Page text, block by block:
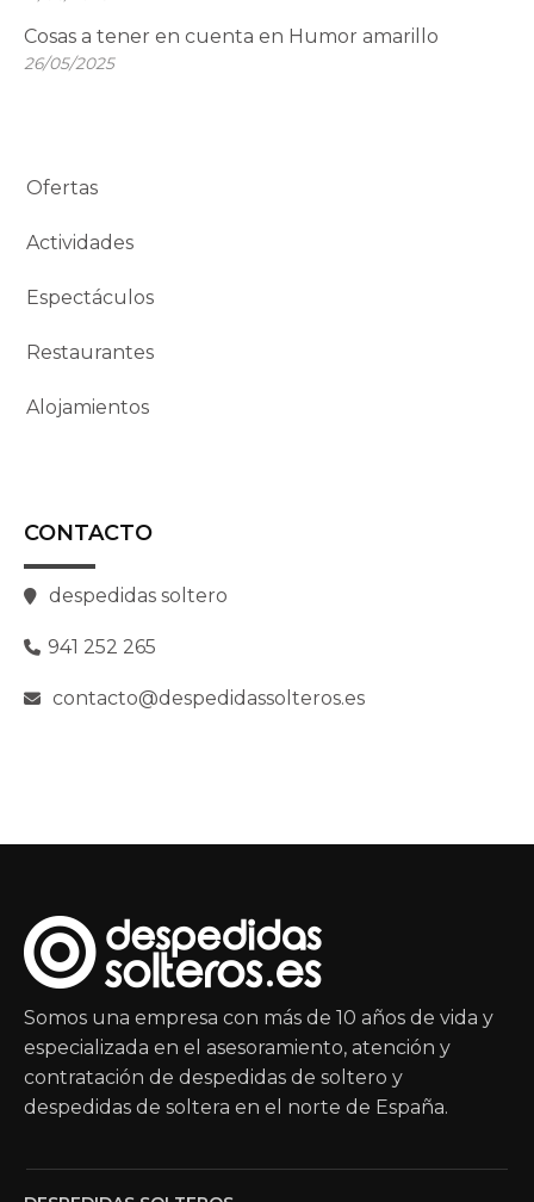
Cosas a tener en cuenta en Humor amarillo
26/05/2025
Ofertas
Actividades
Espectáculos
Restaurantes
Alojamientos
CONTACTO
despedidas soltero
941 252 265
contacto@despedidassolteros.es
Somos una empresa con más de 10 años de vida y
especializada en el asesoramiento, atención y
contratación de despedidas de soltero y
despedidas de soltera en el norte de España.